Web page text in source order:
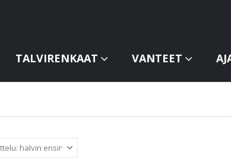
TALVIRENKAAT VANTEET